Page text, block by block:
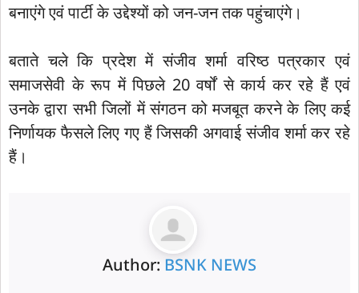
बनाएंगे एवं पार्टी के उद्देश्यों को जन-जन तक पहुंचाएंगे।
बताते चले कि प्रदेश में संजीव शर्मा वरिष्ठ पत्रकार एवं
समाजसेवी के रूप में पिछले 20 वर्षों से कार्य कर रहे हैं एवं
उनके द्वारा सभी जिलों में संगठन को मजबूत करने के लिए कई
निर्णायक फैसले लिए गए हैं जिसकी अगवाई संजीव शर्मा कर रहे
हैं।
Author: BSNK NEWS